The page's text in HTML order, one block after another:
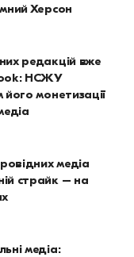
Херсон
редакцій вже
НСЖУ
монетизації
медіа
страйк – на
медіа: